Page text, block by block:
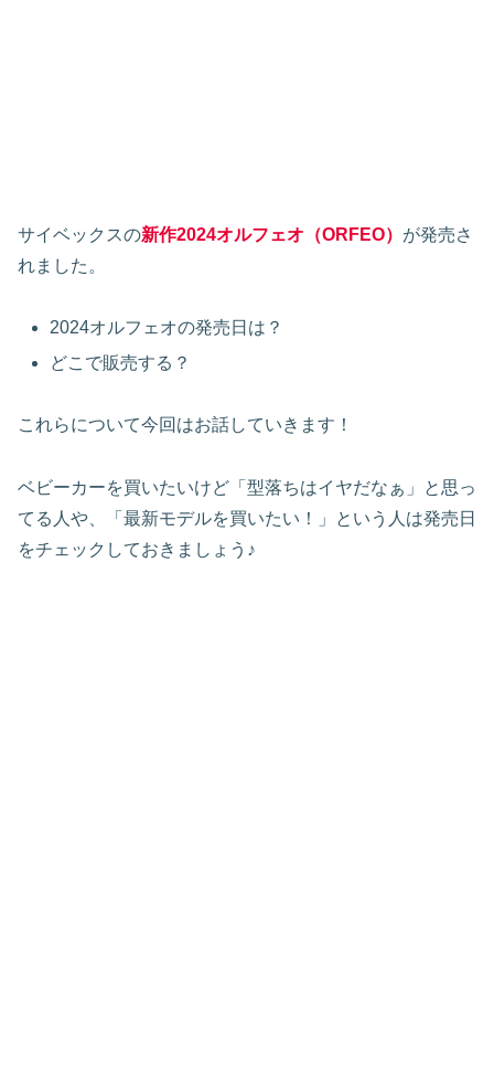
サイベックスの新作2024オルフェオ（ORFEO） が発売さ
れました。
2024オルフェオの発売日は？
どこで販売する？
これらについて今回はお話していきます！
ベビーカーを買いたいけど「型落ちはイヤだなぁ」と思っ
てる人や、「最新モデルを買いたい！」という人は発売日
をチェックしておきましょう♪